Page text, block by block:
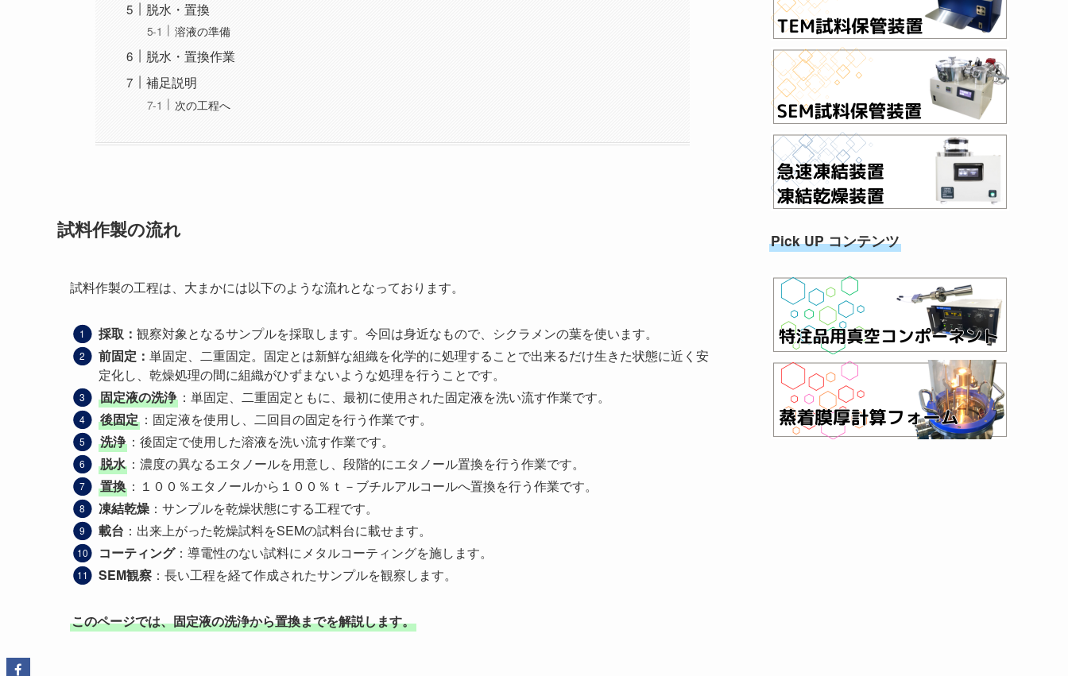
脱水・置換
溶液の準備
脱水・置換作業
補足説明
次の工程へ
試料作製の流れ
試料作製の工程は、大まかには以下のような流れとなっております。
採取： 観察対象となるサンプルを採取します。今回は身近なもので、シクラメンの葉を使います。
前固定： 単固定、二重固定。固定とは新鮮な組織を化学的に処理することで出来るだけ生きた状態に近く安
定化し、乾燥処理の間に組織がひずまないような処理を行うことです。
固定液の洗浄 ：単固定、二重固定ともに、最初に使用された固定液を洗い流す作業です。
後固定 ：固定液を使用し、二回目の固定を行う作業です。
洗浄 ：後固定で使用した溶液を洗い流す作業です。
脱水 ：濃度の異なるエタノールを用意し、段階的にエタノール置換を行う作業です。
置換 ：１００％エタノールから１００％ｔ－ブチルアルコールへ置換を行う作業です。
凍結乾燥 ：サンプルを乾燥状態にする工程です。
載台 ：出来上がった乾燥試料をSEMの試料台に載せます。
コーティング：導電性のない試料にメタルコーティングを施します。
SEM観察 ：長い工程を経て作成されたサンプルを観察します。
このページでは、固定液の洗浄から置換までを解説します。
Pick UP コンテンツ